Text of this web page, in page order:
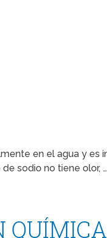
en el agua y es
sodio no tiene olor, …